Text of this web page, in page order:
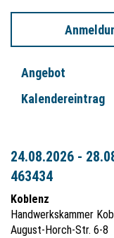
Angebot
Kalendereintrag
24.08.2026 -
463434
Koblenz
Handwerkskammer
August-Horch-Str. 6-8